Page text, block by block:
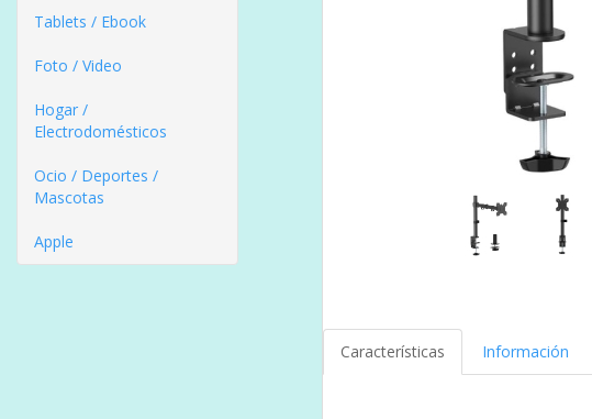
Tablets / Ebook
Foto / Video
Hogar /
Electrodomésticos
Ocio / Deportes /
Mascotas
Apple
Características Información